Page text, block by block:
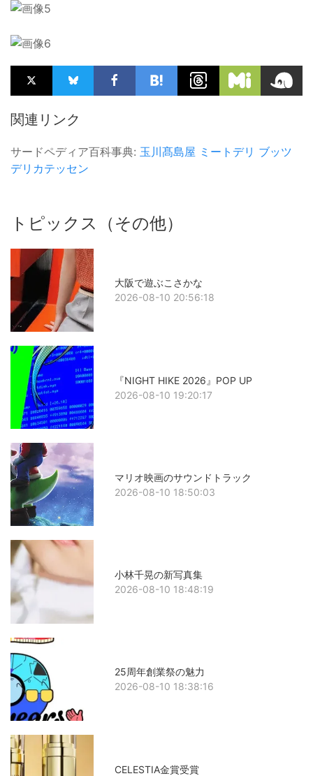
関連リンク
サードペディア百科事典: 玉川髙島屋 ミートデリ ブッツ
デリカテッセン
トピックス（その他）
大阪で遊ぶこさかな
2026-08-10 20:56:18
『NIGHT HIKE 2026』POP UP
2026-08-10 19:20:17
マリオ映画のサウンドトラック
2026-08-10 18:50:03
小林千晃の新写真集
2026-08-10 18:48:19
25周年創業祭の魅力
2026-08-10 18:38:16
CELESTIA金賞受賞